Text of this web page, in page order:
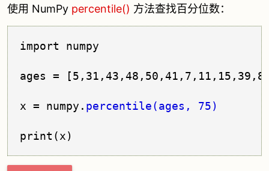
使用 NumPy percentile() 方法查找百分位数：
import numpy
ages =
x = numpy. percentile(ages, 75)